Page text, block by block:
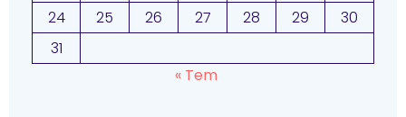
24
25 26 27 28 29
30
31
« Tem